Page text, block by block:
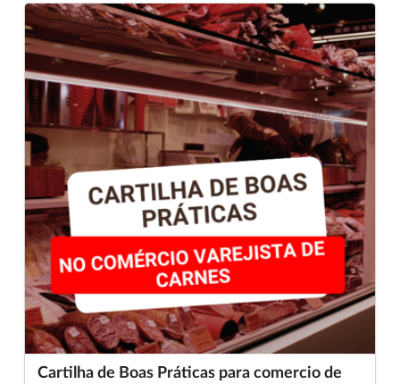
Cartilha de Boas Práticas para comercio de